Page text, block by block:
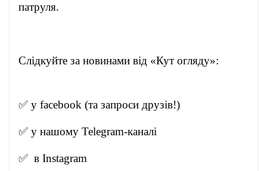
патруля.
Слідкуйте за новинами від «Кут огляду»:
✅ у facebook (та запроси друзів!)
✅ у нашому Telegram-каналі
✅ в Instagram